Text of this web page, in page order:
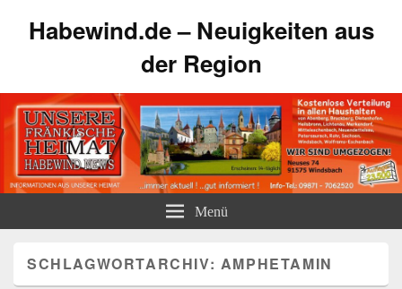
Habewind.de – Neuigkeiten aus
der Region
Menü
SCHLAGWORTARCHIV: AMPHETAMIN